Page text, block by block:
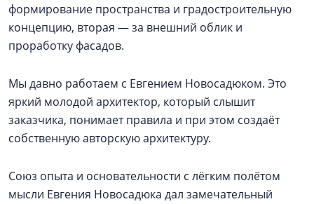
формирование пространства и градостроительную
концепцию, вторая — за внешний облик и
проработку фасадов.
Мы давно работаем с Евгением Новосадюком. Это
яркий молодой архитектор, который слышит
заказчика, понимает правила и при этом создаёт
собственную авторскую архитектуру.
Союз опыта и основательности с лёгким полётом
мысли Евгения Новосадюка дал замечательный